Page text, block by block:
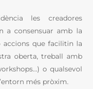
les creadores
a consensuar amb la
que facilitin la
oberta, treball amb
o qualsevol
més pròxim.